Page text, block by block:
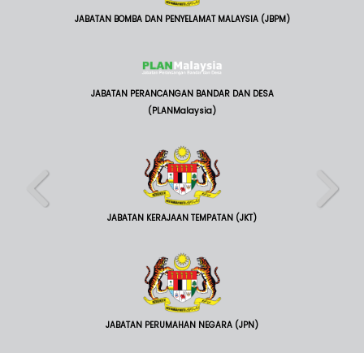
JABATAN BOMBA DAN PENYELAMAT MALAYSIA (JBPM)
JABATAN PERANCANGAN BANDAR DAN DESA
(PLANMalaysia)
JABATAN KERAJAAN TEMPATAN (JKT)
JABATAN PERUMAHAN NEGARA (JPN)